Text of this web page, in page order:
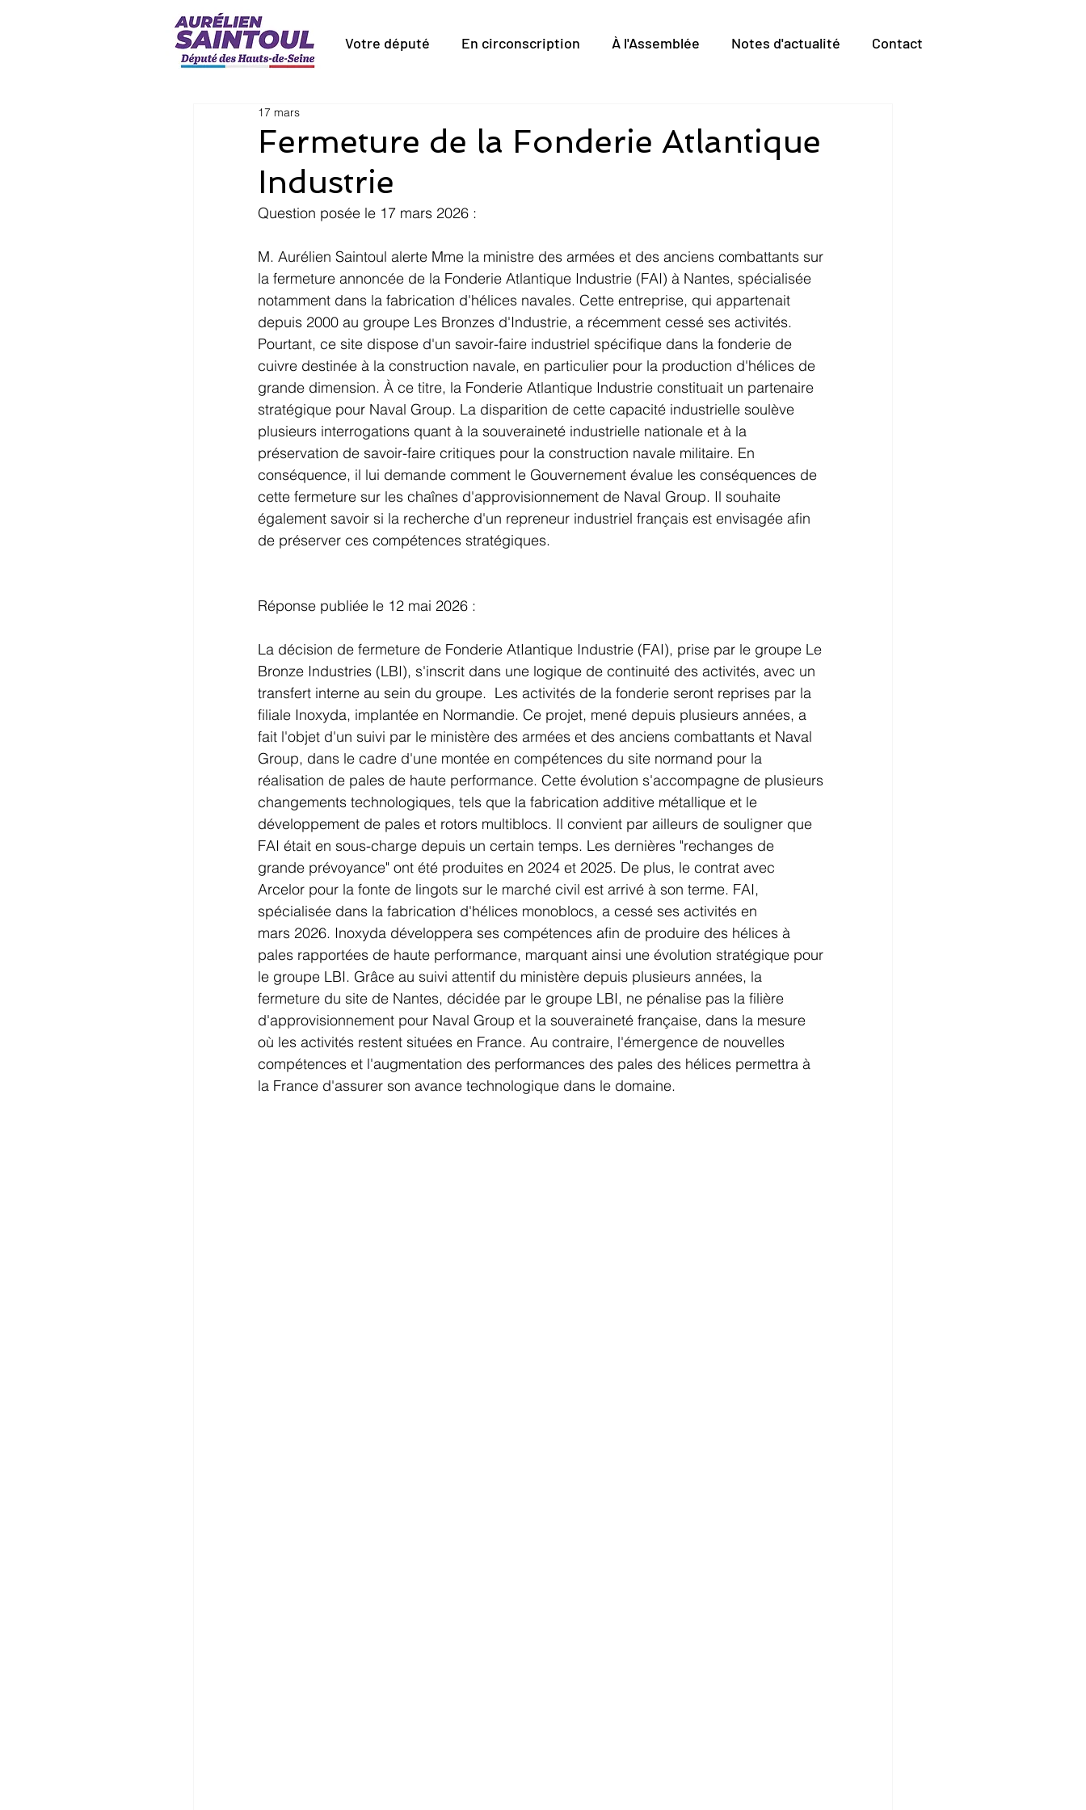
Votre député En circonscription À l'Assemblée Notes d'actualité Contact
Fermeture de la Fonderie Atlantique
Industrie
17 mars
Question posée le 17 mars 2026 :
M. Aurélien Saintoul alerte Mme la ministre des armées et des anciens combattants sur
la fermeture annoncée de la Fonderie Atlantique Industrie (FAI) à Nantes, spécialisée
notamment dans la fabrication d'hélices navales. Cette entreprise, qui appartenait
depuis 2000 au groupe Les Bronzes d'Industrie, a récemment cessé ses activités.
Pourtant, ce site dispose d'un savoir-faire industriel spécifique dans la fonderie de
cuivre destinée à la construction navale, en particulier pour la production d'hélices de
grande dimension. À ce titre, la Fonderie Atlantique Industrie constituait un partenaire
stratégique pour Naval Group. La disparition de cette capacité industrielle soulève
plusieurs interrogations quant à la souveraineté industrielle nationale et à la
préservation de savoir-faire critiques pour la construction navale militaire. En
conséquence, il lui demande comment le Gouvernement évalue les conséquences de
cette fermeture sur les chaînes d'approvisionnement de Naval Group. Il souhaite
également savoir si la recherche d'un repreneur industriel français est envisagée afin
de préserver ces compétences stratégiques.
Réponse publiée le 12 mai 2026 :
La décision de fermeture de Fonderie AtIantique Industrie (FAI), prise par le groupe Le
Bronze Industries (LBI), s'inscrit dans une logique de continuité des activités, avec un
transfert interne au sein du groupe.  Les activités de la fonderie seront reprises par la
filiale Inoxyda, implantée en Normandie. Ce projet, mené depuis plusieurs années, a
fait l'objet d'un suivi par le ministère des armées et des anciens combattants et Naval
Group, dans le cadre d'une montée en compétences du site normand pour la
réalisation de pales de haute performance. Cette évolution s'accompagne de plusieurs
changements technologiques, tels que la fabrication additive métallique et le
développement de pales et rotors multiblocs. Il convient par ailleurs de souligner que
FAI était en sous-charge depuis un certain temps. Les dernières "rechanges de
grande prévoyance" ont été produites en 2024 et 2025. De plus, le contrat avec
Arcelor pour la fonte de lingots sur le marché civil est arrivé à son terme. FAI,
spécialisée dans la fabrication d'hélices monoblocs, a cessé ses activités en
mars 2026. Inoxyda développera ses compétences afin de produire des hélices à
pales rapportées de haute performance, marquant ainsi une évolution stratégique pour
le groupe LBI. Grâce au suivi attentif du ministère depuis plusieurs années, la
fermeture du site de Nantes, décidée par le groupe LBI, ne pénalise pas la filière
d'approvisionnement pour Naval Group et la souveraineté française, dans la mesure
où les activités restent situées en France. Au contraire, l'émergence de nouvelles
compétences et l'augmentation des performances des pales des hélices permettra à
la France d'assurer son avance technologique dans le domaine.